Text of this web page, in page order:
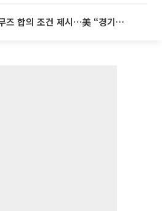
이란, 미국에 호르무즈 합의 조건 제시…美 “경기 아직 안 끝나” [종합]